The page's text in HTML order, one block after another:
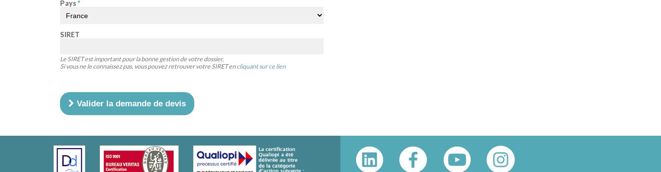
Pays*
SIRET
Le SIRET est important pour la bonne gestion de votre dossier.
Si vous ne le connaissez pas, vous pouvez retrouver votre SIRET encliquant sur ce lien
Valider la demande de devis